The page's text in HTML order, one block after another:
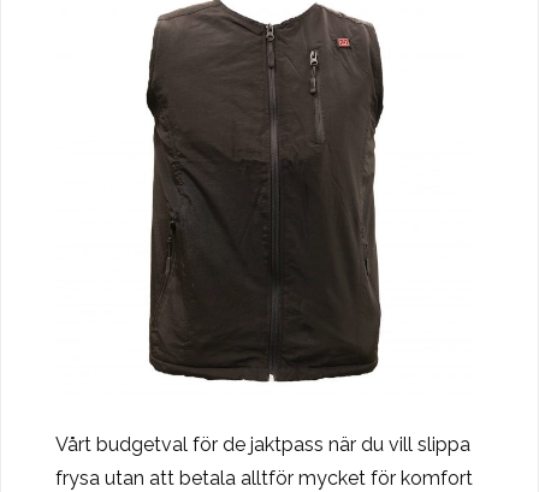
Vårt budgetval för de jaktpass när du vill slippa
frysa utan att betala alltför mycket för komfort